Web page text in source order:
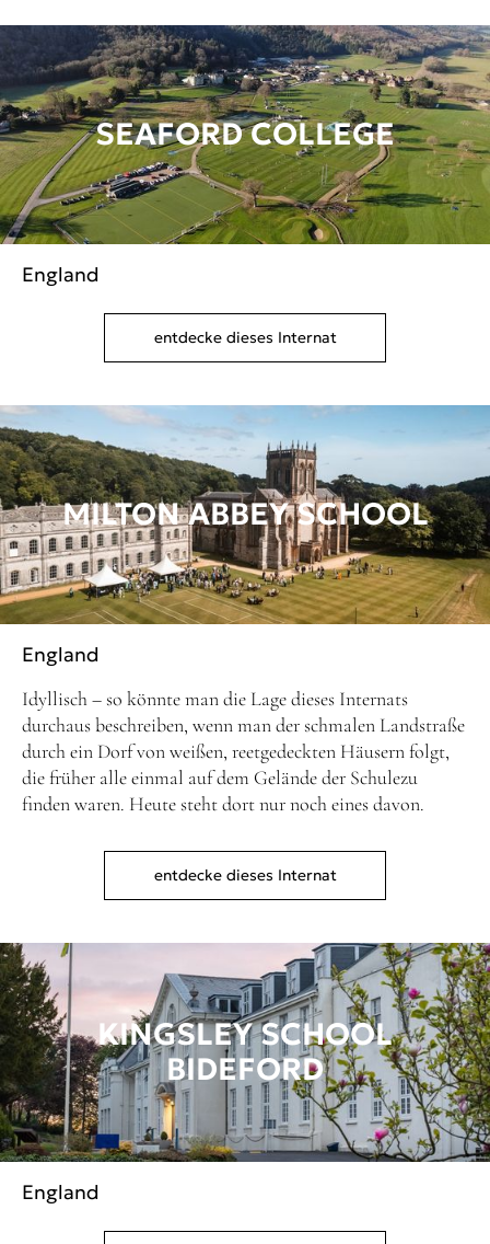
SEAFORD COLLEGE
England
entdecke dieses Internat
MILTON ABBEY SCHOOL
England
Idyllisch – so könnte man die Lage dieses Internats
durchaus beschreiben, wenn man der schmalen Landstraße
durch ein Dorf von weißen, reetgedeckten Häusern folgt,
die früher alle einmal auf dem Gelände der Schulezu
finden waren. Heute steht dort nur noch eines davon.
entdecke dieses Internat
KINGSLEY SCHOOL
BIDEFORD
England